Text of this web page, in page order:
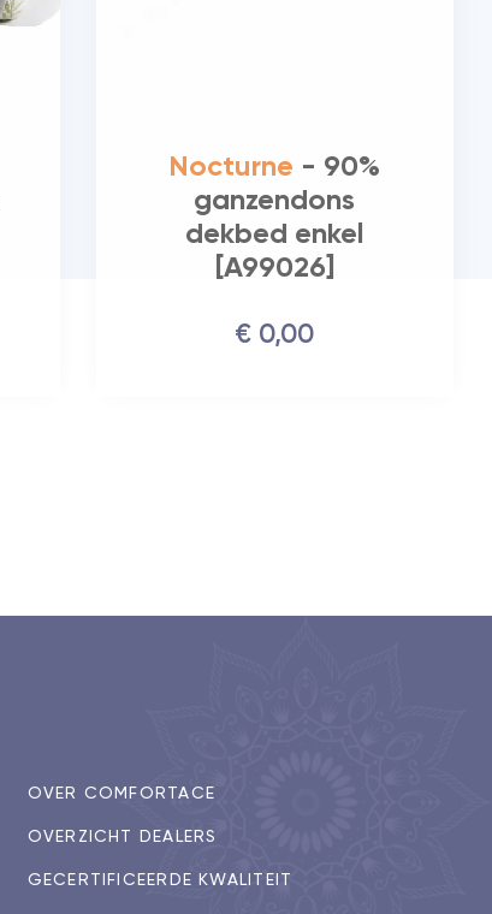
Nocturne - 90%
ganzendons
dekbed enkel
[A99026]
€ 0,00
OVER COMFORTACE
OVERZICHT DEALERS
GECERTIFICEERDE KWALITEIT